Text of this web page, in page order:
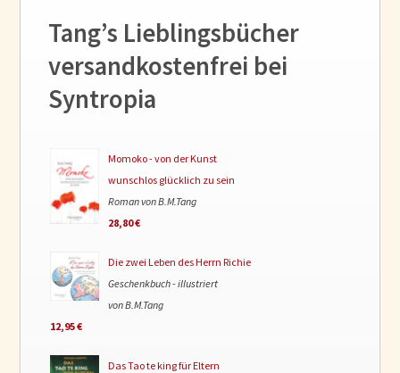
Tang’s Lieblingsbücher
versandkostenfrei bei
Syntropia
Momoko - von der Kunst
wunschlos glücklich zu sein
Roman von B.M.Tang
28,80 €
Die zwei Leben des Herrn Richie
Geschenkbuch - illustriert
von B.M.Tang
12,95 €
Das Tao te king für Eltern